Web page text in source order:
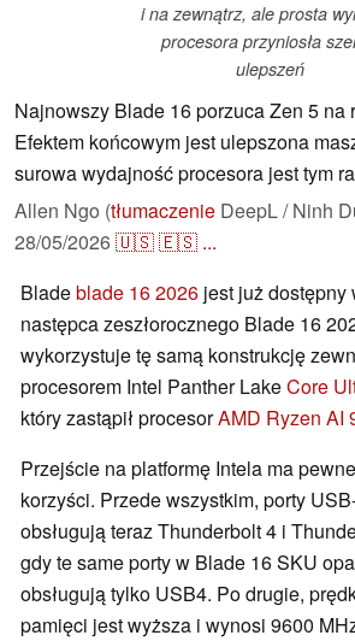
i na zewnątrz, ale prosta
procesora przyniosła
ulepszeń
Najnowszy Blade 16 porzuca Zen 5 na
Efektem końcowym jest ulepszona
surowa wydajność procesora jest tym
Allen Ngo (tłumaczenie DeepL / Ninh
28/05/2026🇺🇸🇪🇸 ...
Bladeblade 16 2026 jest już
następca zeszłorocznego Blade 16
wykorzystuje tę samą konstrukcję
procesorem Intel Panther LakeCore
który zastąpił procesorAMD Ryzen AI
Przejście na platformę Intela ma
korzyści. Przede wszystkim, porty
obsługują teraz Thunderbolt 4 i
gdy te same porty w Blade 16 SKU
obsługują tylko USB4. Po drugie,
pamięci jest wyższa i wynosi 9600